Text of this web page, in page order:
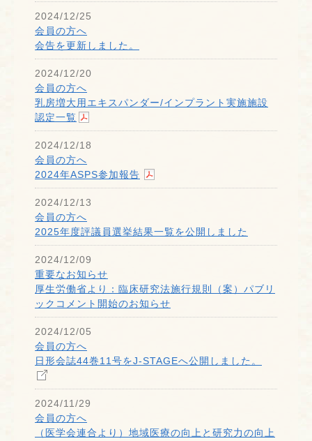
2024/12/25
会員の方へ
会告を更新しました。
2024/12/20
会員の方へ
乳房増大用エキスパンダー/インプラント実施施設
認定一覧
2024/12/18
会員の方へ
2024年ASPS参加報告
2024/12/13
会員の方へ
2025年度評議員選挙結果一覧を公開しました
2024/12/09
重要なお知らせ
厚生労働省より：臨床研究法施行規則（案）パブリ
ックコメント開始のお知らせ
2024/12/05
会員の方へ
日形会誌44巻11号をJ-STAGEへ公開しました。
2024/11/29
会員の方へ
（医学会連合より）地域医療の向上と研究力の向上